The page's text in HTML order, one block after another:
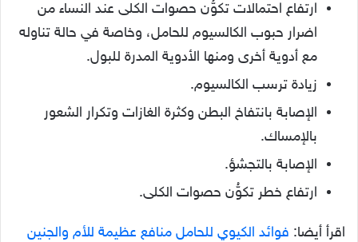
ارتفاع احتمالات تكوُّن حصوات الكلى عند النساء من
اضرار حبوب الكالسيوم للحامل، وخاصة في حالة تناوله
مع أدوية أخرى ومنها الأدوية المدرة للبول.
زيادة ترسب الكالسيوم.
الإصابة بانتفاخ البطن وكثرة الغازات وتكرار الشعور
بالإمساك.
الإصابة بالتجشؤ.
ارتفاع خطر تكوُّن حصوات الكلى.
اقرأ أيضا: فوائد الكيوي للحامل منافع عظيمة للأم والجنين